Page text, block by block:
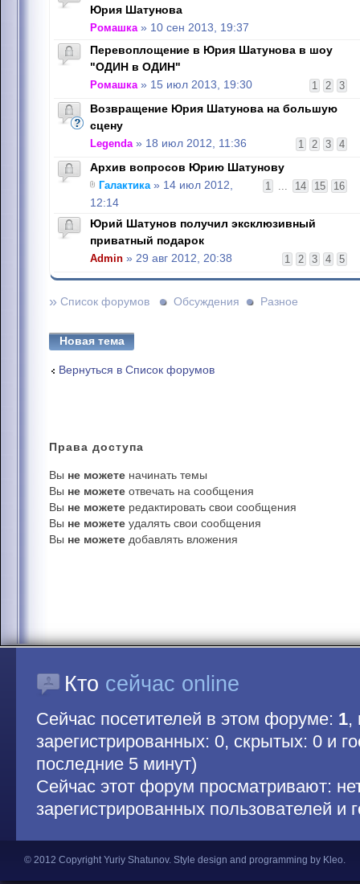
Юрия Шатунова
Ромашка» 10 сен 2013, 19:37
Перевоплощение в Юрия Шатунова в шоу
"ОДИН в ОДИН"
1 2 3
Ромашка» 15 июл 2013, 19:30
Возвращение Юрия Шатунова на большую
сцену
1 2 3 4
Legenda» 18 июл 2012, 11:36
Архив вопросов Юрию Шатунову
1 ... 14 15 16
Галактика» 14 июл 2012,
12:14
Юрий Шатунов получил эксклюзивный
приватный подарок
1 2 3 4 5
Admin » 29 авг 2012, 20:38
» Список форумов Обсуждения Разное
Новая тема
Вернуться в Список форумов
Права доступа
Вы не можете начинать темы
Вы не можете отвечать на сообщения
Вы не можете редактировать свои сообщения
Вы не можете удалять свои сообщения
Вы не можете добавлять вложения
Кто сейчас online
Сейчас посетителей в этом форуме: 1,
зарегистрированных: 0, скрытых: 0 и
последние 5 минут)
Сейчас этот форум просматривают:
зарегистрированных пользователей и
© 2012 Copyright Yuriy Shatunov. Style design and programming by Kleo.